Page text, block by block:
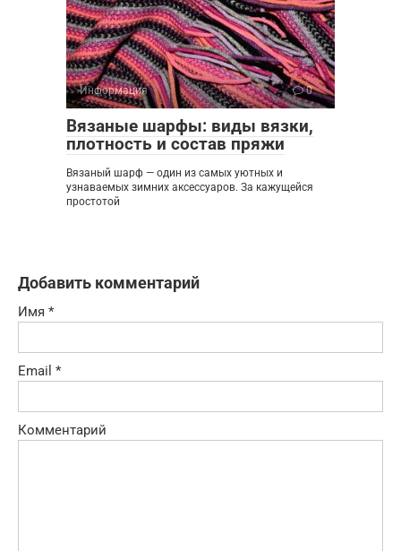
Информация 0
Вязаные шарфы: виды вязки,
плотность и состав пряжи
Вязаный шарф — один из самых уютных и
узнаваемых зимних аксессуаров. За кажущейся
простотой
Добавить комментарий
Имя *
Email *
Комментарий